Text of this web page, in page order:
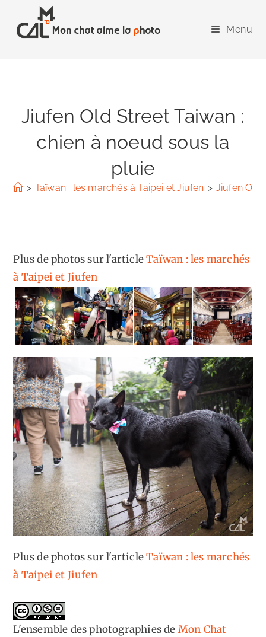
content
Menu
Jiufen Old Street Taiwan :
chien à noeud sous la
pluie
> Taïwan : les marchés à Taipei et Jiufen > Jiufen Old
Plus de photos sur l'articleTaïwan : les marchés
à Taipei et Jiufen
Plus de photos sur l'articleTaïwan : les marchés
à Taipei et Jiufen
L'ensemble des photographiesde Mon Chat